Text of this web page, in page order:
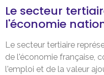
Le secteur
l'économie
Le secteur tertiaire
de l'économie française,
l'emploi et de la valeur